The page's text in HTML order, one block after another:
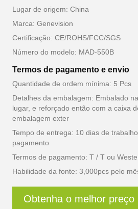
Lugar de origem: China
Marca: Genevision
Certificação: CE/ROHS/FCC/SGS
Número do modelo: MAD-550B
Termos de pagamento e envio
Quantidade de ordem mínima: 5 Pcs
Detalhes da embalagem: Embalado
lugar, e reforçado então com a caixa
embalagem exter
Tempo de entrega: 10 dias de
pagamento
Termos de pagamento: T / T ou
Habilidade da fonte: 3,000pcs pelo
Obtenha o melhor preço